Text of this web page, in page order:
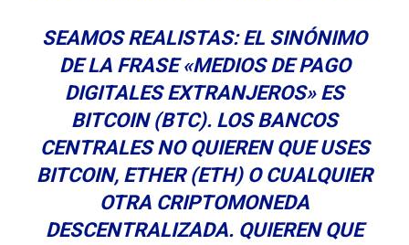
SEAMOS REALISTAS: EL SINÓNIMO
DE LA FRASE «MEDIOS DE PAGO
DIGITALES EXTRANJEROS» ES
BITCOIN (BTC). LOS BANCOS
CENTRALES NO QUIEREN QUE USES
BITCOIN, ETHER (ETH) O CUALQUIER
OTRA CRIPTOMONEDA
DESCENTRALIZADA. QUIEREN QUE